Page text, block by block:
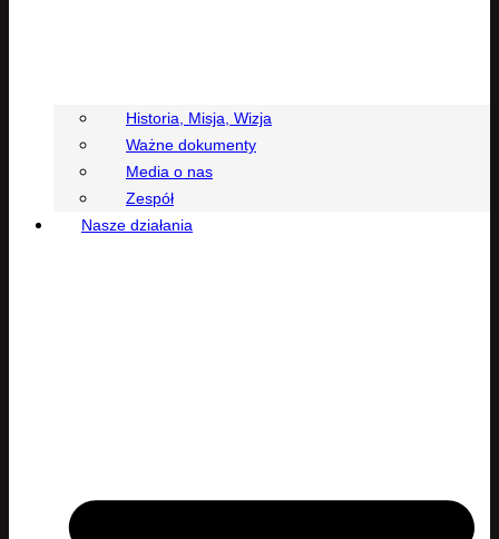
Historia, Misja, Wizja
Ważne dokumenty
Media o nas
Zespół
Nasze działania